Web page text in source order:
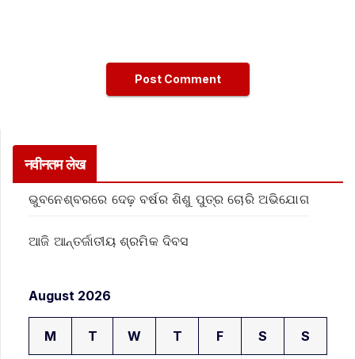
नवीनतम लेख
ଭୁବନେଶ୍ବରରେ ଦେଢ଼ ବର୍ଷର ଶିଶୁ ପୁତ୍ର ଚୋରି ଅଭିଯୋଗ
ଆଜି ଆନ୍ତର୍ଜାତୀୟ ଶ୍ରମିକ ଦିବସ
August 2026
M T W T F S S